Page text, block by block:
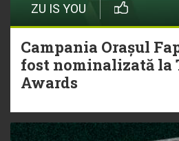
ZU IS YOU
Campania Orașul
fost nominalizată la
Awards